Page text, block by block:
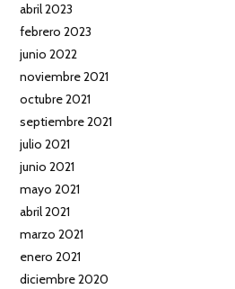
abril 2023
febrero 2023
junio 2022
noviembre 2021
octubre 2021
septiembre 2021
julio 2021
junio 2021
mayo 2021
abril 2021
marzo 2021
enero 2021
diciembre 2020